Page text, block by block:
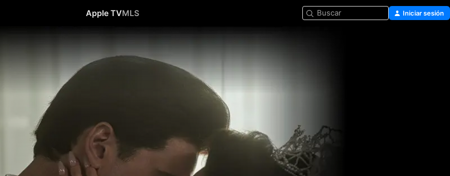
Apple TVMLS Buscar Iniciar sesión